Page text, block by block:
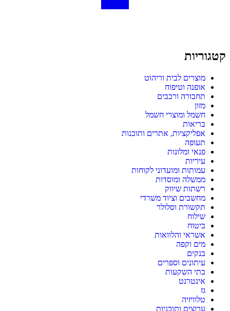
קטגוריות
מוצרים לבית וריהוט
אופנה וטיפוח
תחבורה ורכבים
מזון
חשמל ומוצרי חשמל
בריאות
אפליקציות, אתרים ותוכנות
תעופה
פנאי ומלונות
עיריות
עמותות ומועדוני לקוחות
ממשלה ומוסדות
רשתות שיווק
מחשבים וציוד משרדי
תקשורת וסלולר
שילוח
ביטוח
אשראי והלוואות
מים וקפה
בנקים
עיתונים וספרים
בתי השקעות
אינטרנט
גז
טלוויזיה
ערוצים ותוכניות